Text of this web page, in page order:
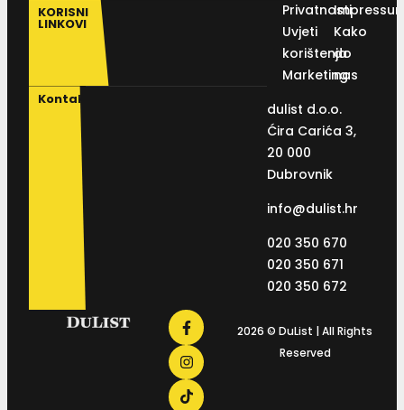
KORISNI
LINKOVI
Privatnosti
Uvjeti
korištenja
Marketing
Kako
do
nas
Kontakt
dulist d.o.o.
Ćira Carića 3,
20 000
Dubrovnik
info@dulist.hr
020 350 670
020 350 671
020 350 672
2026 © DuList | All Rights
Reserved